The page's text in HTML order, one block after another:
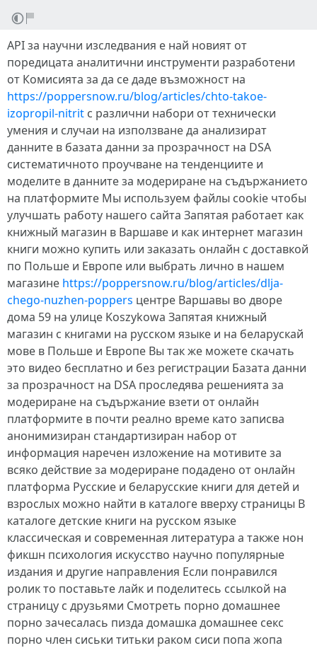
API за научни изследвания е най новият от
поредицата аналитични инструменти разработени
от Комисията за да се даде възможност на
https://poppersnow.ru/blog/articles/chto-takoe-
izopropil-nitrit с различни набори от технически
умения и случаи на използване да анализират
данните в базата данни за прозрачност на DSA
систематичното проучване на тенденциите и
моделите в данните за модериране на съдържанието
на платформите Мы используем файлы cookie чтобы
улучшать работу нашего сайта Запятая работает как
книжный магазин в Варшаве и как интернет магазин
книги можно купить или заказать онлайн с доставкой
по Польше и Европе или выбрать лично в нашем
магазине https://poppersnow.ru/blog/articles/dlja-
chego-nuzhen-poppers центре Варшавы во дворе
дома 59 на улице Koszykowa Запятая книжный
магазин с книгами на русском языке и на беларускай
мове в Польше и Европе Вы так же можете скачать
это видео бесплатно и без регистрации Базата данни
за прозрачност на DSA проследява решенията за
модериране на съдържание взети от онлайн
платформите в почти реално време като записва
анонимизиран стандартизиран набор от
информация наречен изложение на мотивите за
всяко действие за модериране подадено от онлайн
платформа Русские и беларусские книги для детей и
взрослых можно найти в каталоге вверху страницы В
каталоге детские книги на русском языке
классическая и современная литература а также нон
фикшн психология искусство научно популярные
издания и другие направления Если понравился
ролик то поставьте лайк и поделитесь ссылкой на
страницу с друзьями Смотреть порно домашнее
порно зачесалась пизда домашка домашнее секс
порно член сиськи титьки раком сиси попа жопа